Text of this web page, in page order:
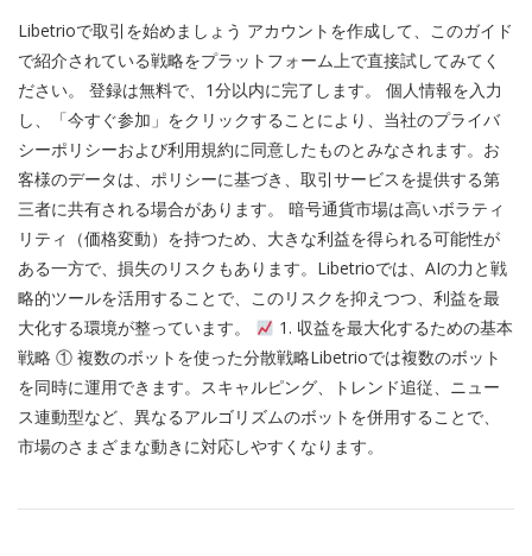
Libetrioで取引を始めましょう アカウントを作成して、このガイド
で紹介されている戦略をプラットフォーム上で直接試してみてく
ださい。 登録は無料で、1分以内に完了します。 個人情報を入力
し、「今すぐ参加」をクリックすることにより、当社のプライバ
シーポリシーおよび利用規約に同意したものとみなされます。お
客様のデータは、ポリシーに基づき、取引サービスを提供する第
三者に共有される場合があります。 暗号通貨市場は高いボラティ
リティ（価格変動）を持つため、大きな利益を得られる可能性が
ある一方で、損失のリスクもあります。Libetrioでは、AIの力と戦
略的ツールを活用することで、このリスクを抑えつつ、利益を最
大化する環境が整っています。
1. 収益を最大化するための基本
戦略 ① 複数のボットを使った分散戦略Libetrioでは複数のボット
を同時に運用できます。スキャルピング、トレンド追従、ニュー
ス連動型など、異なるアルゴリズムのボットを併用することで、
市場のさまざまな動きに対応しやすくなります。